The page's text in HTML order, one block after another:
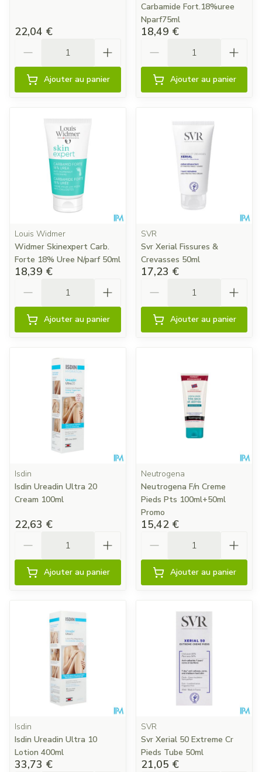
22,04 €
Ajouter au panier
Carbamide Fort.18%uree
Nparf75ml
18,49 €
Ajouter au panier
Louis Widmer
Widmer Skinexpert Carb.
Forte 18% Uree N/parf 50ml
18,39 €
Ajouter au panier
SVR
Svr Xerial Fissures &
Crevasses 50ml
17,23 €
Ajouter au panier
Isdin
Isdin Ureadin Ultra 20
Cream 100ml
22,63 €
Ajouter au panier
Neutrogena
Neutrogena F/n Creme
Pieds Pts 100ml+50ml
Promo
15,42 €
Ajouter au panier
Isdin
Isdin Ureadin Ultra 10
Lotion 400ml
33,73 €
SVR
Svr Xerial 50 Extreme Cr
Pieds Tube 50ml
21,05 €